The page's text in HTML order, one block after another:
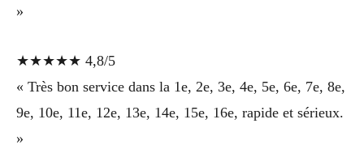
»
★★★★★ 4,8/5
« Très bon service dans la 1e, 2e, 3e, 4e, 5e, 6e, 7e, 8e,
9e, 10e, 11e, 12e, 13e, 14e, 15e, 16e, rapide et sérieux.
»